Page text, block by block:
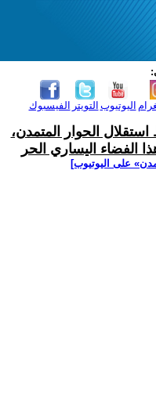
الفيسبوك التويتر اليوتيوب
الحوار المتمدن،
الفضاء اليساري الحر
على اليوتيوب]